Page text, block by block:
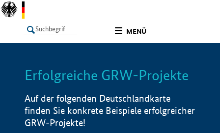
MENÜ
LISTE Info
Erfolgreiche GRW-Projekte
Auf der folgenden Deutschlandkarte
finden Sie konkrete Beispiele erfolgreicher
GRW-Projekte!